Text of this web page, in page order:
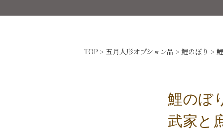
TOP > 五月人形オプション品 > 鯉のぼり >
鯉のぼ
武家と